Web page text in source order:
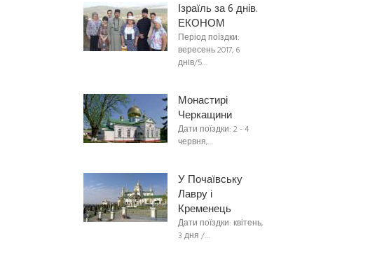
Ізраїль за 6 днів.
ЕКОНОМ
Період поїздки:
вересень 2017, 6
днів/5…
Монастирі
Черкащини
Дати поїздки: 2 - 4
червня,…
У Почаївську
Лавру і
Кременець
Дати поїздки: квітень,
3 дня /…